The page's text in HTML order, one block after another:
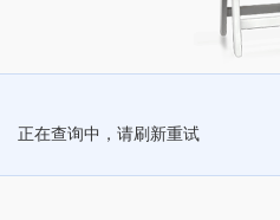
正在查询中，请刷新重试